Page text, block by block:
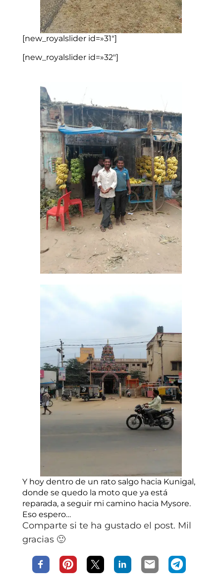
[new_royalslider id=»31″]
[new_royalslider id=»32″]
Y hoy dentro de un rato salgo hacia Kunigal,
donde se quedo la moto que ya está
reparada, a seguir mi camino hacia Mysore.
Eso espero…
Comparte si te ha gustado el post. Mil
gracias 🙂